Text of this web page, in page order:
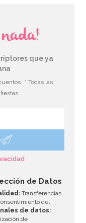
que ya
* Todas las
de Datos
Transferencias
del
de datos:
de